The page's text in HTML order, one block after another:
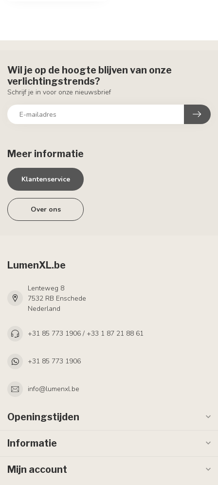
Meer informatie
Klantenservice
Over ons
Wil je op de hoogte blijven van onze
verlichtingstrends?
Schrijf je in voor onze nieuwsbrief
LumenXL.be
Lenteweg 8
7532 RB Enschede
Nederland
+31 85 773 1906 / +33 1 87 21 88 61
+31 85 773 1906
info@lumenxl.be
Openingstijden
Informatie
Mijn account